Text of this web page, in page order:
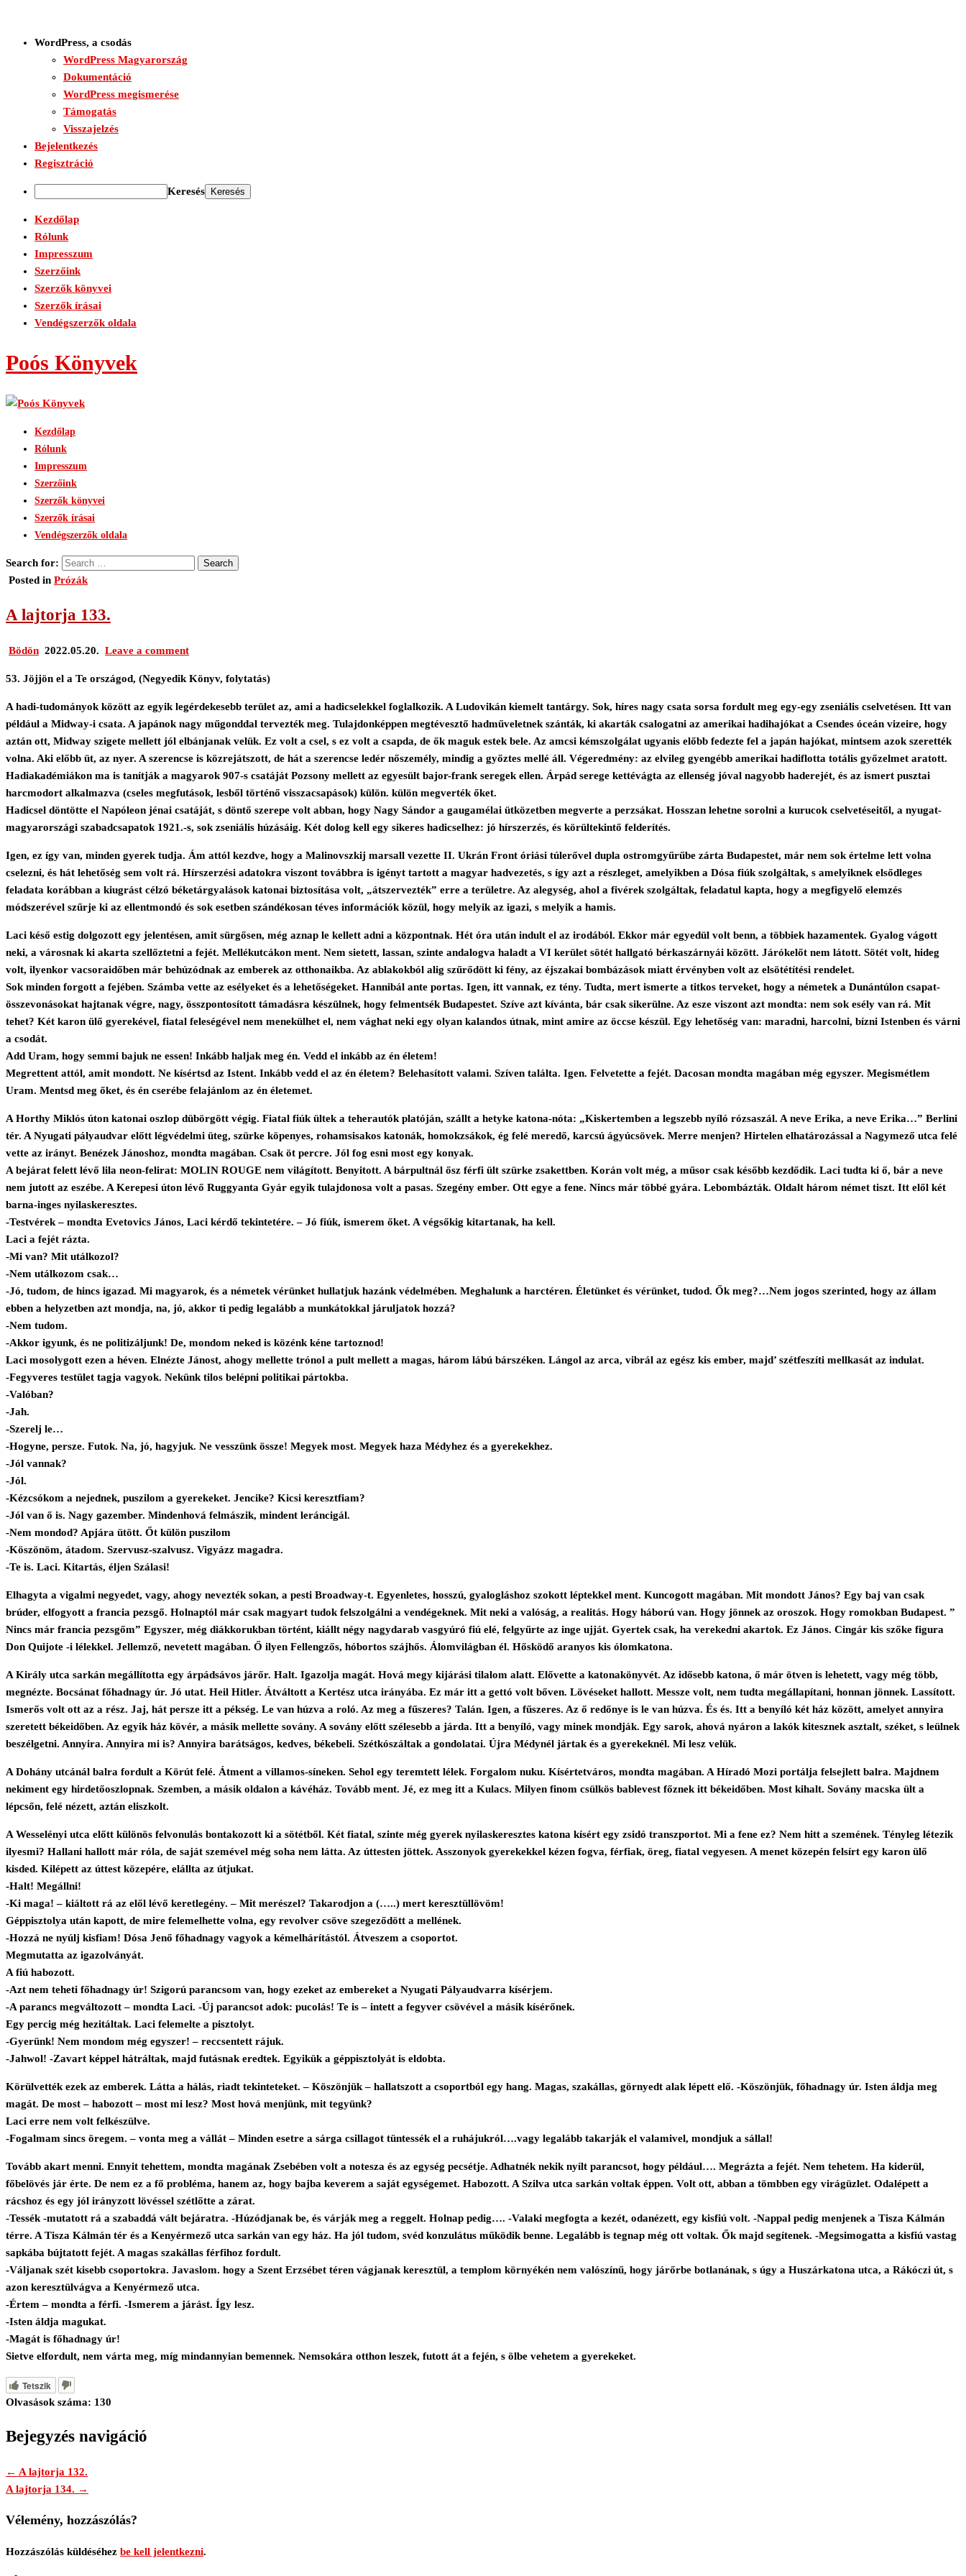
WordPress, a csodás
WordPress Magyarország
Dokumentáció
WordPress megismerése
Támogatás
Visszajelzés
Bejelentkezés
Regisztráció
Keresés
Kezdőlap
Rólunk
Impresszum
Szerzőink
Szerzők könyvei
Szerzők írásai
Vendégszerzők oldala
Poós Könyvek
Kezdőlap
Rólunk
Impresszum
Szerzőink
Szerzők könyvei
Szerzők írásai
Vendégszerzők oldala
Search for:
Posted in Prózák
A lajtorja 133.
Bödön 2022.05.20. Leave a comment
53. Jöjjön el a Te országod, (Negyedik Könyv, folytatás)
A hadi-tudományok között az egyik legérdekesebb terület az, ami a hadicselekkel foglalkozik. A Ludovikán kiemelt tantárgy. Sok, híres nagy csata sorsa fordult meg egy-egy zseniális cselvetésen. Itt van
például a Midway-i csata. A japánok nagy műgonddal tervezték meg. Tulajdonképpen megtévesztő hadműveletnek szánták, ki akarták csalogatni az amerikai hadihajókat a Csendes óceán vizeire, hogy
aztán ott, Midway szigete mellett jól elbánjanak velük. Ez volt a csel, s ez volt a csapda, de ők maguk estek bele. Az amcsi kémszolgálat ugyanis előbb fedezte fel a japán hajókat, mintsem azok szerették
volna. Aki előbb üt, az nyer. A szerencse is közrejátszott, de hát a szerencse ledér nőszemély, mindig a győztes mellé áll. Végeredmény: az elvileg gyengébb amerikai hadiflotta totális győzelmet aratott.
Hadiakadémiákon ma is tanítják a magyarok 907-s csatáját Pozsony mellett az egyesült bajor-frank seregek ellen. Árpád serege kettévágta az ellenség jóval nagyobb haderejét, és az ismert pusztai
harcmodort alkalmazva (cseles megfutások, lesből történő visszacsapások) külön. külön megverték őket.
Hadicsel döntötte el Napóleon jénai csatáját, s döntő szerepe volt abban, hogy Nagy Sándor a gaugamélai ütközetben megverte a perzsákat. Hosszan lehetne sorolni a kurucok cselvetéseitől, a nyugat-
magyarországi szabadcsapatok 1921.-s, sok zseniális húzásáig. Két dolog kell egy sikeres hadicselhez: jó hírszerzés, és körültekintő felderítés.
Igen, ez így van, minden gyerek tudja. Ám attól kezdve, hogy a Malinovszkij marsall vezette II. Ukrán Front óriási túlerővel dupla ostromgyűrűbe zárta Budapestet, már nem sok értelme lett volna
cselezni, és hát lehetőség sem volt rá. Hírszerzési adatokra viszont továbbra is igényt tartott a magyar hadvezetés, s így azt a részleget, amelyikben a Dósa fiúk szolgáltak, s amelyiknek elsődleges
feladata korábban a kiugrást célzó béketárgyalások katonai biztosítása volt, „átszervezték” erre a területre. Az alegység, ahol a fivérek szolgáltak, feladatul kapta, hogy a megfigyelő elemzés
módszerével szűrje ki az ellentmondó és sok esetben szándékosan téves információk közül, hogy melyik az igazi, s melyik a hamis.
Laci késő estig dolgozott egy jelentésen, amit sürgősen, még aznap le kellett adni a központnak. Hét óra után indult el az irodából. Ekkor már egyedül volt benn, a többiek hazamentek. Gyalog vágott
neki, a városnak ki akarta szellőztetni a fejét. Mellékutcákon ment. Nem sietett, lassan, szinte andalogva haladt a VI kerület sötét hallgató bérkaszárnyái között. Járókelőt nem látott. Sötét volt, hideg
volt, ilyenkor vacsoraidőben már behúzódnak az emberek az otthonaikba. Az ablakokból alig szűrődött ki fény, az éjszakai bombázások miatt érvényben volt az elsötétítési rendelet.
Sok minden forgott a fejében. Számba vette az esélyeket és a lehetőségeket. Hannibál ante portas. Igen, itt vannak, ez tény. Tudta, mert ismerte a titkos terveket, hogy a németek a Dunántúlon csapat-
összevonásokat hajtanak végre, nagy, összpontosított támadásra készülnek, hogy felmentsék Budapestet. Szíve azt kívánta, bár csak sikerülne. Az esze viszont azt mondta: nem sok esély van rá. Mit
tehet? Két karon ülő gyerekével, fiatal feleségével nem menekülhet el, nem vághat neki egy olyan kalandos útnak, mint amire az öccse készül. Egy lehetőség van: maradni, harcolni, bízni Istenben és várni
a csodát.
Add Uram, hogy semmi bajuk ne essen! Inkább haljak meg én. Vedd el inkább az én életem!
Megrettent attól, amit mondott. Ne kísértsd az Istent. Inkább vedd el az én életem? Belehasított valami. Szíven találta. Igen. Felvetette a fejét. Dacosan mondta magában még egyszer. Megismétlem
Uram. Mentsd meg őket, és én cserébe felajánlom az én életemet.
A Horthy Miklós úton katonai oszlop dübörgött végig. Fiatal fiúk ültek a teherautók platóján, szállt a hetyke katona-nóta: „Kiskertemben a legszebb nyíló rózsaszál. A neve Erika, a neve Erika…” Berlini
tér. A Nyugati pályaudvar előtt légvédelmi üteg, szürke köpenyes, rohamsisakos katonák, homokzsákok, ég felé meredő, karcsú ágyúcsövek. Merre menjen? Hirtelen elhatározással a Nagymező utca felé
vette az irányt. Benézek Jánoshoz, mondta magában. Csak öt percre. Jól fog esni most egy konyak.
A bejárat felett lévő lila neon-felirat: MOLIN ROUGE nem világított. Benyitott. A bárpultnál ősz férfi ült szürke zsakettben. Korán volt még, a műsor csak később kezdődik. Laci tudta ki ő, bár a neve
nem jutott az eszébe. A Kerepesi úton lévő Ruggyanta Gyár egyik tulajdonosa volt a pasas. Szegény ember. Ott egye a fene. Nincs már többé gyára. Lebombázták. Oldalt három német tiszt. Itt elől két
barna-inges nyilaskeresztes.
-Testvérek – mondta Evetovics János, Laci kérdő tekintetére. – Jó fiúk, ismerem őket. A végsőkig kitartanak, ha kell.
Laci a fejét rázta.
-Mi van? Mit utálkozol?
-Nem utálkozom csak…
-Jó, tudom, de hincs igazad. Mi magyarok, és a németek vérünket hullatjuk hazánk védelmében. Meghalunk a harctéren. Életünket és vérünket, tudod. Ők meg?…Nem jogos szerinted, hogy az állam
ebben a helyzetben azt mondja, na, jó, akkor ti pedig legalább a munkátokkal járuljatok hozzá?
-Nem tudom.
-Akkor igyunk, és ne politizáljunk! De, mondom neked is közénk kéne tartoznod!
Laci mosolygott ezen a héven. Elnézte Jánost, ahogy mellette trónol a pult mellett a magas, három lábú bárszéken. Lángol az arca, vibrál az egész kis ember, majd’ szétfeszíti mellkasát az indulat.
-Fegyveres testület tagja vagyok. Nekünk tilos belépni politikai pártokba.
-Valóban?
-Jah.
-Szerelj le…
-Hogyne, persze. Futok. Na, jó, hagyjuk. Ne vesszünk össze! Megyek most. Megyek haza Médyhez és a gyerekekhez.
-Jól vannak?
-Jól.
-Kézcsókom a nejednek, puszilom a gyerekeket. Jencike? Kicsi keresztfiam?
-Jól van ő is. Nagy gazember. Mindenhová felmászik, mindent leráncigál.
-Nem mondod? Apjára ütött. Őt külön puszilom
-Köszönöm, átadom. Szervusz-szalvusz. Vigyázz magadra.
-Te is. Laci. Kitartás, éljen Szálasi!
Elhagyta a vigalmi negyedet, vagy, ahogy nevezték sokan, a pesti Broadway-t. Egyenletes, hosszú, gyalogláshoz szokott léptekkel ment. Kuncogott magában. Mit mondott János? Egy baj van csak
brúder, elfogyott a francia pezsgő. Holnaptól már csak magyart tudok felszolgálni a vendégeknek. Mit neki a valóság, a realitás. Hogy háború van. Hogy jönnek az oroszok. Hogy romokban Budapest. ”
Nincs már francia pezsgőm” Egyszer, még diákkorukban történt, kiállt négy nagydarab vasgyúró fiú elé, felgyűrte az inge ujját. Gyertek csak, ha verekedni akartok. Ez János. Cingár kis szőke figura
Don Quijote -i lélekkel. Jellemző, nevetett magában. Ő ilyen Fellengzős, hóbortos szájhős. Álomvilágban él. Hősködő aranyos kis ólomkatona.
A Király utca sarkán megállította egy árpádsávos járőr. Halt. Igazolja magát. Hová megy kijárási tilalom alatt. Elővette a katonakönyvét. Az idősebb katona, ő már ötven is lehetett, vagy még több,
megnézte. Bocsánat főhadnagy úr. Jó utat. Heil Hitler. Átváltott a Kertész utca irányába. Ez már itt a gettó volt bőven. Lövéseket hallott. Messze volt, nem tudta megállapítani, honnan jönnek. Lassított.
Ismerős volt ott az a rész. Jaj, hát persze itt a pékség. Le van húzva a roló. Az meg a fűszeres? Talán. Igen, a fűszeres. Az ő redőnye is le van húzva. És és. Itt a benyíló két ház között, amelyet annyira
szeretett békeidőben. Az egyik ház kövér, a másik mellette sovány. A sovány előtt szélesebb a járda. Itt a benyíló, vagy minek mondják. Egy sarok, ahová nyáron a lakók kitesznek asztalt, széket, s leülnek
beszélgetni. Annyira. Annyira mi is? Annyira barátságos, kedves, békebeli. Szétkószáltak a gondolatai. Újra Médynél jártak és a gyerekeknél. Mi lesz velük.
A Dohány utcánál balra fordult a Körút felé. Átment a villamos-síneken. Sehol egy teremtett lélek. Forgalom nuku. Kísértetváros, mondta magában. A Híradó Mozi portálja felsejlett balra. Majdnem
nekiment egy hirdetőoszlopnak. Szemben, a másik oldalon a kávéház. Tovább ment. Jé, ez meg itt a Kulacs. Milyen finom csülkös bablevest főznek itt békeidőben. Most kihalt. Sovány macska ült a
lépcsőn, felé nézett, aztán eliszkolt.
A Wesselényi utca előtt különös felvonulás bontakozott ki a sötétből. Két fiatal, szinte még gyerek nyilaskeresztes katona kísért egy zsidó transzportot. Mi a fene ez? Nem hitt a szemének. Tényleg létezik
ilyesmi? Hallani hallott már róla, de saját szemével még soha nem látta. Az úttesten jöttek. Asszonyok gyerekekkel kézen fogva, férfiak, öreg, fiatal vegyesen. A menet közepén felsírt egy karon ülő
kisded. Kilépett az úttest közepére, elállta az útjukat.
-Halt! Megállni!
-Ki maga! – kiáltott rá az elől lévő keretlegény. – Mit merészel? Takarodjon a (…..) mert keresztüllövöm!
Géppisztolya után kapott, de mire felemelhette volna, egy revolver csöve szegeződött a mellének.
-Hozzá ne nyúlj kisfiam! Dósa Jenő főhadnagy vagyok a kémelhárítástól. Átveszem a csoportot.
Megmutatta az igazolványát.
A fiú habozott.
-Azt nem teheti főhadnagy úr! Szigorú parancsom van, hogy ezeket az embereket a Nyugati Pályaudvarra kísérjem.
-A parancs megváltozott – mondta Laci. -Új parancsot adok: pucolás! Te is – intett a fegyver csövével a másik kísérőnek.
Egy percig még hezitáltak. Laci felemelte a pisztolyt.
-Gyerünk! Nem mondom még egyszer! – reccsentett rájuk.
-Jahwol! -Zavart képpel hátráltak, majd futásnak eredtek. Egyikük a géppisztolyát is eldobta.
Körülvették ezek az emberek. Látta a hálás, riadt tekinteteket. – Köszönjük – hallatszott a csoportból egy hang. Magas, szakállas, görnyedt alak lépett elő. -Köszönjük, főhadnagy úr. Isten áldja meg
magát. De most – habozott – most mi lesz? Most hová menjünk, mit tegyünk?
Laci erre nem volt felkészülve.
-Fogalmam sincs öregem. – vonta meg a vállát – Minden esetre a sárga csillagot tüntessék el a ruhájukról….vagy legalább takarják el valamivel, mondjuk a sállal!
Tovább akart menni. Ennyit tehettem, mondta magának Zsebében volt a notesza és az egység pecsétje. Adhatnék nekik nyílt parancsot, hogy például…. Megrázta a fejét. Nem tehetem. Ha kiderül,
főbelövés jár érte. De nem ez a fő probléma, hanem az, hogy bajba keverem a saját egységemet. Habozott. A Szilva utca sarkán voltak éppen. Volt ott, abban a tömbben egy virágüzlet. Odalépett a
rácshoz és egy jól irányzott lövéssel szétlőtte a zárat.
-Tessék -mutatott rá a szabaddá vált bejáratra. -Húzódjanak be, és várják meg a reggelt. Holnap pedig…. -Valaki megfogta a kezét, odanézett, egy kisfiú volt. -Nappal pedig menjenek a Tisza Kálmán
térre. A Tisza Kálmán tér és a Kenyérmező utca sarkán van egy ház. Ha jól tudom, svéd konzulátus működik benne. Legalább is tegnap még ott voltak. Ők majd segítenek. -Megsimogatta a kisfiú vastag
sapkába bújtatott fejét. A magas szakállas férfihoz fordult.
-Váljanak szét kisebb csoportokra. Javaslom. hogy a Szent Erzsébet téren vágjanak keresztül, a templom környékén nem valószínű, hogy járőrbe botlanának, s úgy a Huszárkatona utca, a Rákóczi út, s
azon keresztülvágva a Kenyérmező utca.
-Értem – mondta a férfi. -Ismerem a járást. Így lesz.
-Isten áldja magukat.
-Magát is főhadnagy úr!
Sietve elfordult, nem várta meg, míg mindannyian bemennek. Nemsokára otthon leszek, futott át a fején, s ölbe vehetem a gyerekeket.
Tetszik
Olvasások száma: 130
Bejegyzés navigáció
← A lajtorja 132.
A lajtorja 134. →
Vélemény, hozzászólás?
Hozzászólás küldéséhez be kell jelentkezni.